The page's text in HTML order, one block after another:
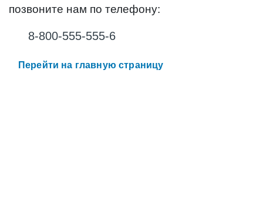
позвоните нам по телефону:
8-800-555-555-6
Перейти на главную страницу